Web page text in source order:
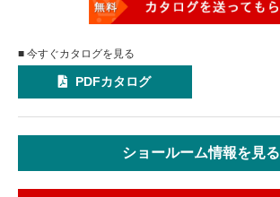
■ 今すぐカタログを見る
PDFカタログ
ショールーム情報を見る